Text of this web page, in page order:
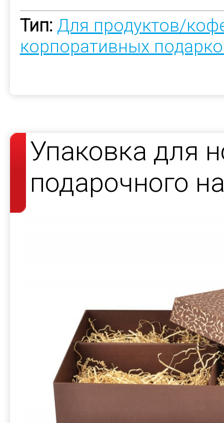
Тип: Для продуктов/
корпоративных
Упаковка для
подарочного